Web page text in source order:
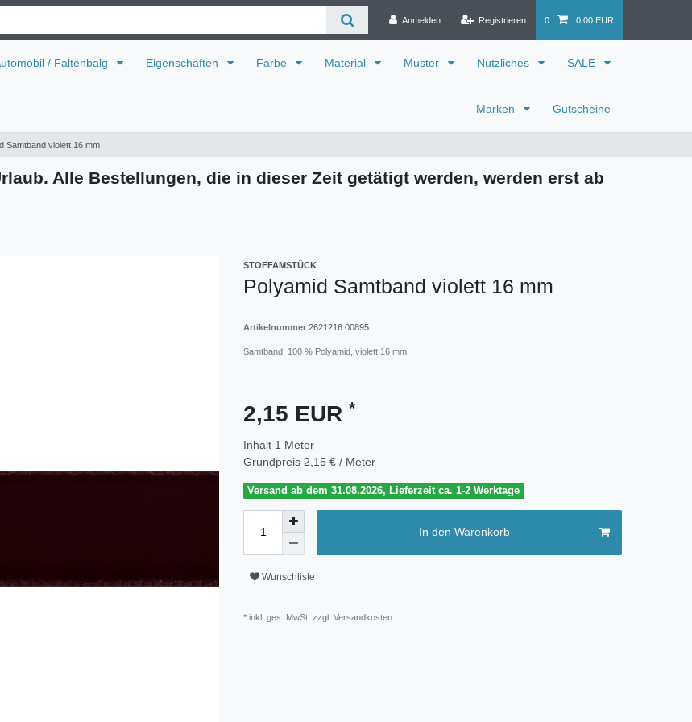
Anmelden Registrieren 0 0,00 EUR
/ Faltenbalg Eigenschaften Farbe Material Muster Nützliches SALE
Marken Gutscheine
Samtband violett 16 mm
Alle Bestellungen, die in dieser Zeit getätigt werden, werden erst ab
STOFFAMSTÜCK
Polyamid Samtband violett 16 mm
Artikelnummer 2621216 00895
Samtband, 100 % Polyamid, violett 16 mm
2,15 EUR *
Inhalt 1 Meter
Grundpreis 2,15 € / Meter
Versand ab dem 31.08.2026, Lieferzeit ca. 1-2 Werktage
In den Warenkorb
Wunschliste
* inkl. ges. MwSt. zzgl. Versandkosten